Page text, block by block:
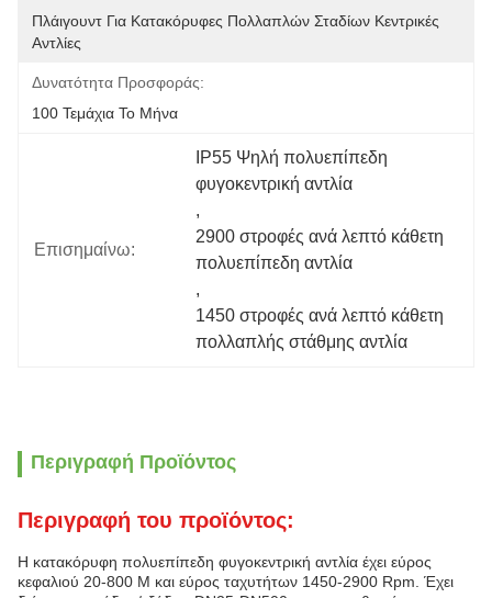
Πλάιγουντ Για Κατακόρυφες Πολλαπλών Σταδίων Κεντρικές
Αντλίες
Δυνατότητα Προσφοράς:
100 Τεμάχια Το Μήνα
Επισημαίνω:
IP55 Ψηλή πολυεπίπεδη
φυγοκεντρική αντλία
,
2900 στροφές ανά λεπτό κάθετη
πολυεπίπεδη αντλία
,
1450 στροφές ανά λεπτό κάθετη
πολλαπλής στάθμης αντλία
Περιγραφή Προϊόντος
Περιγραφή του προϊόντος:
Η κατακόρυφη πολυεπίπεδη φυγοκεντρική αντλία έχει εύρος
κεφαλιού 20-800 M και εύρος ταχυτήτων 1450-2900 Rpm. Έχει